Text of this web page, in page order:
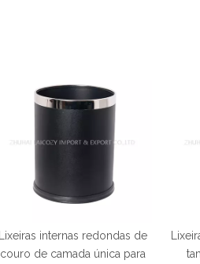
Lixeiras internas redondas de
couro de camada única para